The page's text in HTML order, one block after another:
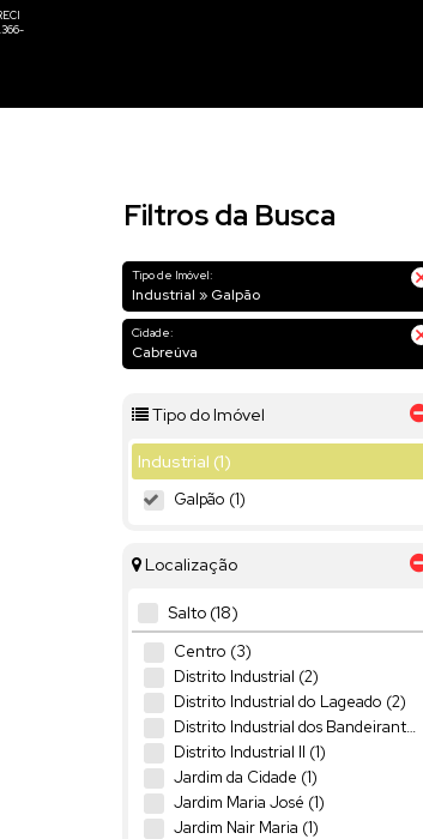
Filtros da Busca
Tipo de Imóvel:
Industrial » Galpão
Cidade:
Cabreúva
Tipo do Imóvel
Industrial (1)
Galpão (1)
Localização
Salto (18)
Centro (3)
Distrito Industrial (2)
Distrito Industrial do Lageado (2)
Distrito Industrial dos Bandeirantes (1)
Distrito Industrial II (1)
Jardim da Cidade (1)
Jardim Maria José (1)
Jardim Nair Maria (1)